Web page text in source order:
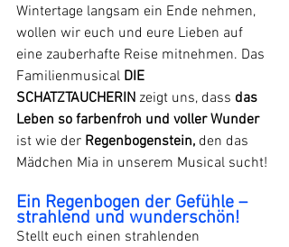
Wintertage langsam ein Ende nehmen,
wollen wir euch und eure Lieben auf
eine zauberhafte Reise mitnehmen. Das
Familienmusical DIE
SCHATZTAUCHERIN zeigt uns, dass das
Leben so farbenfroh und voller Wunder
ist wie der Regenbogenstein, den das
Mädchen Mia in unserem Musical sucht!
Ein Regenbogen der Gefühle –
strahlend und wunderschön!
Stellt euch einen strahlenden